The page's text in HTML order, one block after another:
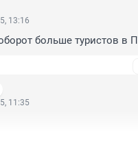
13:16
больше туристов в
11:35